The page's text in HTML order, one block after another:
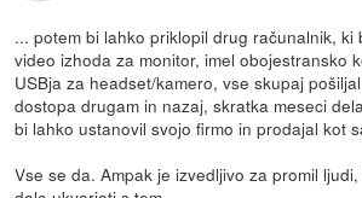
... potem bi lahko priklopil drug računalnik, ki
video izhoda za monitor, imel obojestransko
USBja za headset/kamero, vse skupaj
dostopa drugam in nazaj, skratka meseci
bi lahko ustanovil svojo firmo in prodajal kot
Vse se da. Ampak je izvedljivo za promil